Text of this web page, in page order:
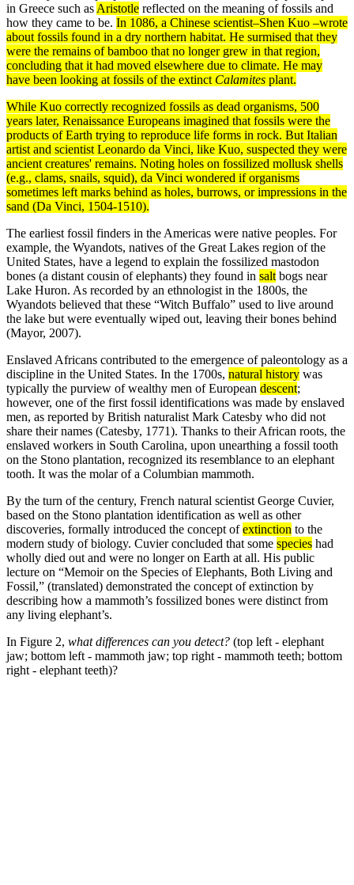
in Greece such as Aristotle reflected on the meaning of fossils and
how they came to be. In 1086, a Chinese scientist–Shen Kuo –wrote
about fossils found in a dry northern habitat. He surmised that they
were the remains of bamboo that no longer grew in that region,
concluding that it had moved elsewhere due to climate. He may
have been looking at fossils of the extinct Calamites plant.
While Kuo correctly recognized fossils as dead organisms, 500
years later, Renaissance Europeans imagined that fossils were the
products of Earth trying to reproduce life forms in rock. But Italian
artist and scientist Leonardo da Vinci, like Kuo, suspected they were
ancient creatures' remains. Noting holes on fossilized mollusk shells
(e.g., clams, snails, squid), da Vinci wondered if organisms
sometimes left marks behind as holes, burrows, or impressions in the
sand (Da Vinci, 1504-1510).
The earliest fossil finders in the Americas were native peoples. For
example, the Wyandots, natives of the Great Lakes region of the
United States, have a legend to explain the fossilized mastodon
bones (a distant cousin of elephants) they found in salt bogs near
Lake Huron. As recorded by an ethnologist in the 1800s, the
Wyandots believed that these “Witch Buffalo” used to live around
the lake but were eventually wiped out, leaving their bones behind
(Mayor, 2007).
Enslaved Africans contributed to the emergence of paleontology as a
discipline in the United States. In the 1700s, natural history was
typically the purview of wealthy men of European descent;
however, one of the first fossil identifications was made by enslaved
men, as reported by British naturalist Mark Catesby who did not
share their names (Catesby, 1771). Thanks to their African roots, the
enslaved workers in South Carolina, upon unearthing a fossil tooth
on the Stono plantation, recognized its resemblance to an elephant
tooth. It was the molar of a Columbian mammoth.
By the turn of the century, French natural scientist George Cuvier,
based on the Stono plantation identification as well as other
discoveries, formally introduced the concept ofextinction to the
modern study of biology. Cuvier concluded that some species had
wholly died out and were no longer on Earth at all. His public
lecture on “Memoir on the Species of Elephants, Both Living and
Fossil,” (translated) demonstrated the concept of extinction by
describing how a mammoth’s fossilized bones were distinct from
any living elephant’s.
In Figure 2, what differences can you detect? (top left - elephant
jaw; bottom left - mammoth jaw; top right - mammoth teeth; bottom
right - elephant teeth)?